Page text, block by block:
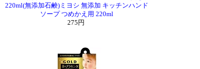
220ml(無添加石鹸)ミヨシ 無添加 キッチンハンド
ソープ つめかえ用 220ml
275円